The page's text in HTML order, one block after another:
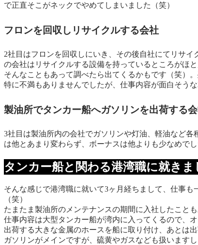
で正直そこがネックでやめてしまいました（笑）
フロンを回収しリサイクルする会社
2社目はフロンを回収しにいき、その後自社にてリサ
の会社はリサイクルする設備を持っているところがほ
そんなこともあって調べたら出てくるかもです（笑）
特に不満もありませんでしたが、仕事内容が面白そう
製油所でタンカー船へガソリンを出荷する
3社目は製油所内の会社でガソリンや灯油、軽油など
は他とあまり変わらず、ボーナスは他よりも少なめで
タンカー船と関わる港湾職に就きま
そんな感じで港湾職に就いて3ヶ月経ちまして、仕事
（笑）
たまたま製油所のメンテナンスの期間に入社したこと
仕事内容は大型タンカー船が湾内に入ってくるので、
出荷する大きな金属のホースを船に取り付け、あとは
ガソリンがメインですが、硫黄やガスなども扱いますし